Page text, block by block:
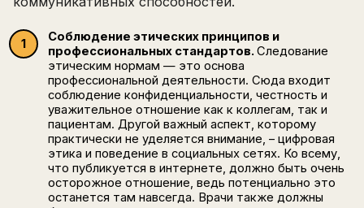
Соблюдение этических принципов и
профессиональных стандартов. Следование
этическим нормам — это основа
профессиональной деятельности. Сюда входит
соблюдение конфиденциальности, честность и
уважительное отношение как к коллегам, так и
пациентам. Другой важный аспект, которому
практически не уделяется внимание, – цифровая
этика и поведение в социальных сетях. Ко всему,
что публикуется в интернете, должно быть очень
осторожное отношение, ведь потенциально это
останется там навсегда. Врачи также должны